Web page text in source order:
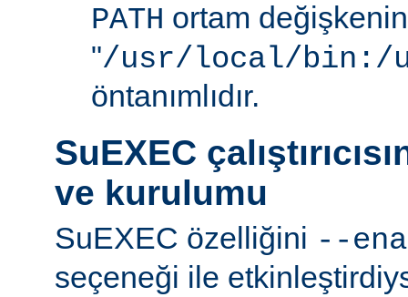
PATH ortam
"/usr/local/bin:/
öntanımlıdır.
SuEXEC
ve kurulumu
SuEXEC özelliğini --
seçeneği ile